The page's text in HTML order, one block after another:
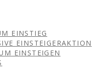
EINSTIEG
EINSTEIGERAKTION
EINSTEIGEN